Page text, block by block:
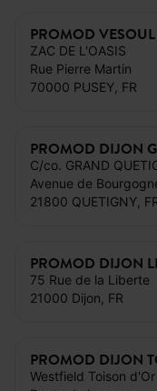
PROMOD
ZAC DE L'OASIS
Rue Pierre Martin
70000 PUSEY, FR
PROMOD DIJON
C/co. GRAND
Avenue de
21800 QUETIGNY,
PROMOD DIJON
75 Rue de la Liberte
21000 Dijon, FR
PROMOD DIJON
Westfield Toison d'Or